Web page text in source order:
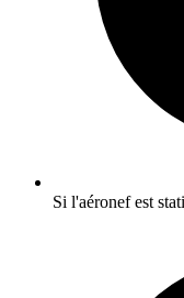
Si l'aéronef est